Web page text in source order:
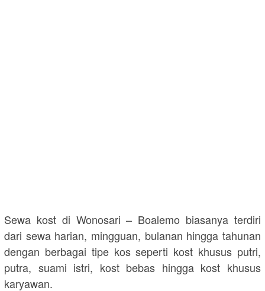
Sewa kost di Wonosari – Boalemo biasanya terdiri
dari sewa harian, mingguan, bulanan hingga tahunan
dengan berbagai tipe kos seperti kost khusus putri,
putra, suami istri, kost bebas hingga kost khusus
karyawan.